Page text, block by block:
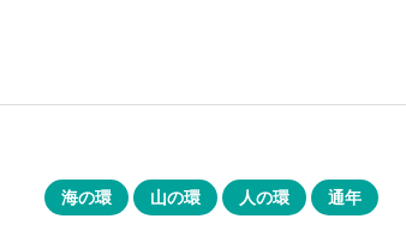
海の環 山の環 人の環 通年